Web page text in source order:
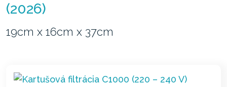
(2026)
19cm x 16cm x 37cm